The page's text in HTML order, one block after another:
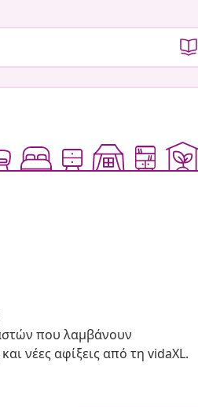
που λαμβάνουν
νέες αφίξεις από τη vidaXL.